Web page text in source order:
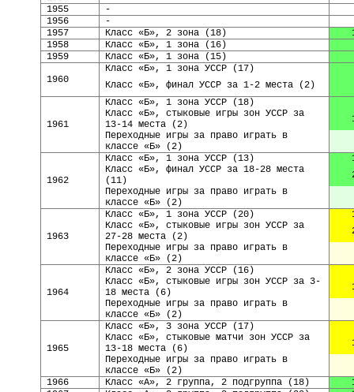
1955
-
1956
-
1957
Класс «Б», 2 зона (18 )
1958
Класс «Б», 1 зона (16 )
1959
Класс «Б», 1 зона (15 )
1960
Класс «Б», 1 зона УССР (17 )
Класс «Б», финал УССР за 1-2 места (2)
1961
Класс «Б», 1 зона УССР (18 )
Класс «Б», стыковые игры зон УССР за
13-14 места (2)
Переходные игры за право играть в
классе «Б» (2)
1962
Класс «Б», 1 зона УССР (13 )
Класс «Б», финал УССР за 18-28 места
(11)
Переходные игры за право играть в
классе «Б» (2)
1963
Класс «Б», 1 зона УССР (20 )
Класс «Б», стыковые игры зон УССР за
27-28 места (2)
Переходные игры за право играть в
классе «Б» (2)
1964
Класс «Б», 2 зона УССР (16 )
Класс «Б», стыковые игры зон УССР за 3-
18 места (6)
Переходные игры за право играть в
классе «Б» (2)
1965
Класс «Б», 3 зона УССР (17)
Класс «Б», стыковые матчи зон УССР за
13-18 места (6)
Переходные игры за право играть в
классе «Б» (2)
1966
Класс «А», 2 группа, 2 подгруппа (18 )